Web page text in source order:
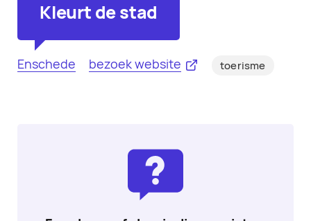
Kleurt de stad
Enschede bezoek website toerisme